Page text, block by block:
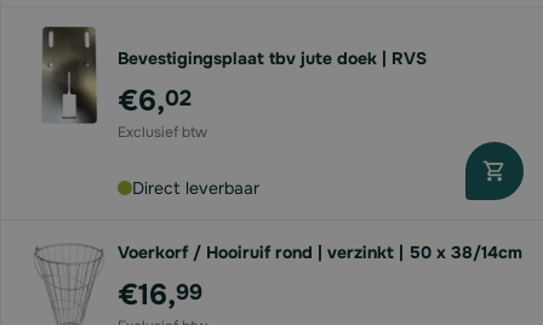
Bevestigingsplaat tbv jute doek | RVS
€6,02
Direct leverbaar
Voerkorf / Hooiruif rond | verzinkt | 50 x 38/14cm
€16,99